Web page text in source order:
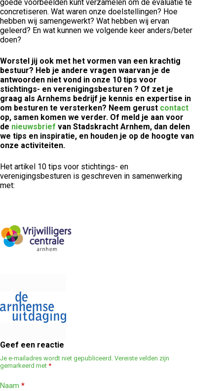
goede voorbeelden kunt verzamelen om de evaluatie te
concretiseren. Wat waren onze doelstellingen? Hoe
hebben wij samengewerkt? Wat hebben wij ervan
geleerd? En wat kunnen we volgende keer anders/beter
doen?
Worstel jij ook met het vormen van een krachtig
bestuur? Heb je andere vragen waarvan je de
antwoorden niet vond in onze 10 tips voor
stichtings- en verenigingsbesturen ? Of zet je
graag als Arnhems bedrijf je kennis en expertise in
om besturen te versterken? Neem gerust contact
op, samen komen we verder. Of meld je aan voor
de nieuwsbrief van Stadskracht Arnhem, dan delen
we tips en inspiratie, en houden je op de hoogte van
onze activiteiten.
Het artikel 10 tips voor stichtings- en
verenigingsbesturen is geschreven in samenwerking
met:
Geef een reactie
Je e-mailadres wordt niet gepubliceerd. Vereiste velden zijn
gemarkeerd met *
Naam *